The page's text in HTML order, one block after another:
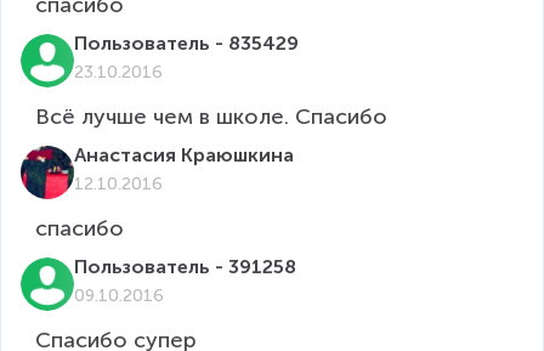
Пользователь - 835429
23.10.2016
Всё лучше чем в школе. Спасибо
Анастасия Краюшкина
12.10.2016
спасибо
Пользователь - 391258
09.10.2016
Спасибо супер